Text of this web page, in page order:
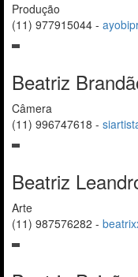
Produção
(11) 977915044 -
Beatriz
Câmera
(11) 996747618 -
Beatriz
Arte
(11) 987576282 -